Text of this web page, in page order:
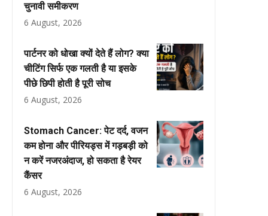
चुनावी समीकरण
6 August, 2026
पार्टनर को धोखा क्यों देते हैं लोग? क्या
चीटिंग सिर्फ एक गलती है या इसके
पीछे छिपी होती है पूरी सोच
6 August, 2026
Stomach Cancer: पेट दर्द, वजन
कम होना और पीरियड्स में गड़बड़ी को
न करें नजरअंदाज, हो सकता है रेयर
कैंसर
6 August, 2026